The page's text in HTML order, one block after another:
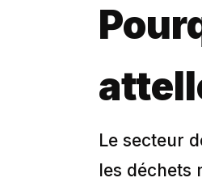
Le secteur
les déchets